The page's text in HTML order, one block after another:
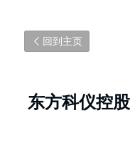
回到主页
东方科仪控